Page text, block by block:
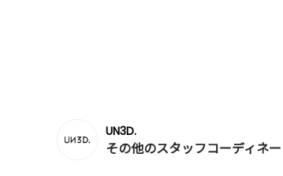
UN3D.
その他のスタッフコーディネ